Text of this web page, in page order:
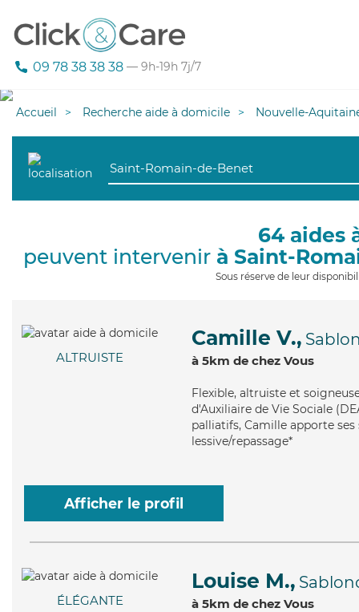
09 78 38 38 38 — 9h-19h 7j/7
Accueil Recherche aide à domicile Nouvelle-
64 aides
peuvent intervenir à Saint-
Sous réserve de leur
ALTRUISTE
Camille V.,
à 5km de chez Vous
Flexible, altruiste et
d'Auxiliaire de Vie Sociale
palliatifs, Camille apporte
lessive/repassage*
Afficher le profil
ÉLÉGANTE
Louise M.,
à 5km de chez Vous